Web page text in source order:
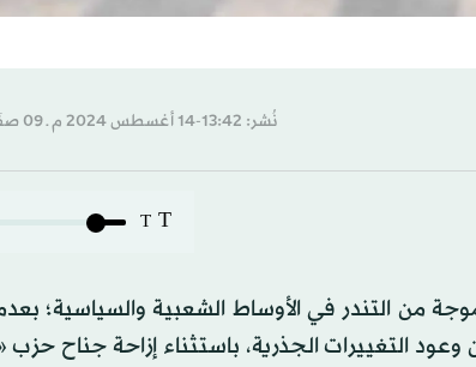
نُشر: 13:42-14 أغسطس 2024 م ـ 09 صفَر 1446 هـ
T
T
من التندر في الأوساط الشعبية والسياسية؛
التغييرات الجذرية، باستثناء إزاحة جناح حزب